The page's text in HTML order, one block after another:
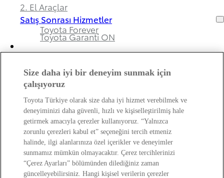
2. El Araçlar
Satış Sonrası Hizmetler
Toyota Forever
Toyota Garanti ON
Bayimiz ve Toyota Hakkında
Hakkımızda
Bayi Bilgileri
Toyota Hakkında
Bayi Banka Hesap Bilgileri ve Sigorta Şirketleri
Kişisel Verilerin Korunması Hakkında
Bilgilendirme
Size daha iyi bir deneyim sunmak için
çalışıyoruz
Toyota Türkiye olarak size daha iyi hizmet verebilmek ve
deneyiminizi daha güvenli, hızlı ve kişiselleştirilmiş hale
getirmek amacıyla çerezler kullanıyoruz. “Yalnızca
zorunlu çerezleri kabul et” seçeneğini tercih etmeniz
halinde, ilgi alanlarınıza özel içerikler ve deneyimler
sunmamız mümkün olmayacaktır. Çerez tercihlerinizi
“Çerez Ayarları” bölümünden dilediğiniz zaman
güncelleyebilirsiniz. Hangi kişisel verilerin çerezler